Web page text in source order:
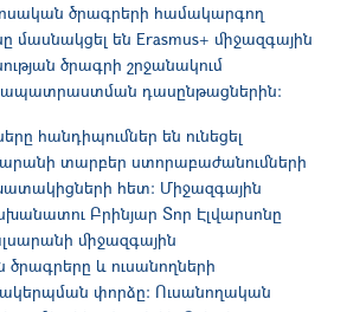
ծրագրերի համակարգող
մասնակցել են Erasmus+ միջազգային
ծրագրի շրջանակում
դասընթացներին։
հանդիպումներ են ունեցել
տարբեր ստորաբաժանումների
հետ։ Միջազգային
Բրինյար Տոր Էլվարսոնը
միջազգային
ծրագրերը և ուսանողների
փորձը։ Ուսանողական